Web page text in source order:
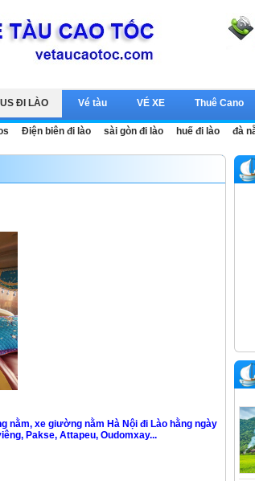
ĐI LÀO
Điện biên đi lào sài gòn đi lào huế đi lào đà
Vé tàu VÉ XE Thuê Cano
nằm, xe giường nằm Hà Nội đi Lào hằng ngày
Pakse, Attapeu, Oudomxay...